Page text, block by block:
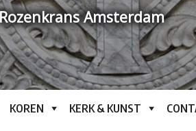
Amsterdam
KOREN KERK & KUNST